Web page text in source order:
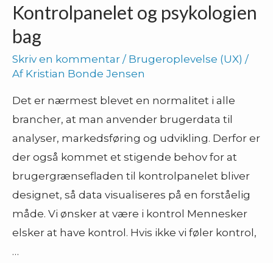
Kontrolpanelet og psykologien
bag
Skriv en kommentar / Brugeroplevelse (UX) /
Af Kristian Bonde Jensen
Det er nærmest blevet en normalitet i alle
brancher, at man anvender brugerdata til
analyser, markedsføring og udvikling. Derfor er
der også kommet et stigende behov for at
brugergrænsefladen til kontrolpanelet bliver
designet, så data visualiseres på en forståelig
måde. Vi ønsker at være i kontrol Mennesker
elsker at have kontrol. Hvis ikke vi føler kontrol,
…